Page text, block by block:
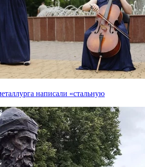
написали «стальную